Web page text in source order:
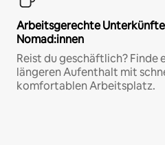
Arbeitsgerechte
Nomad:innen
Reist du geschäftlich? Finde
längeren Aufenthalt mit
komfortablen Arbeitsplatz.